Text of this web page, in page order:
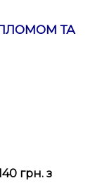
ТА
грн. з